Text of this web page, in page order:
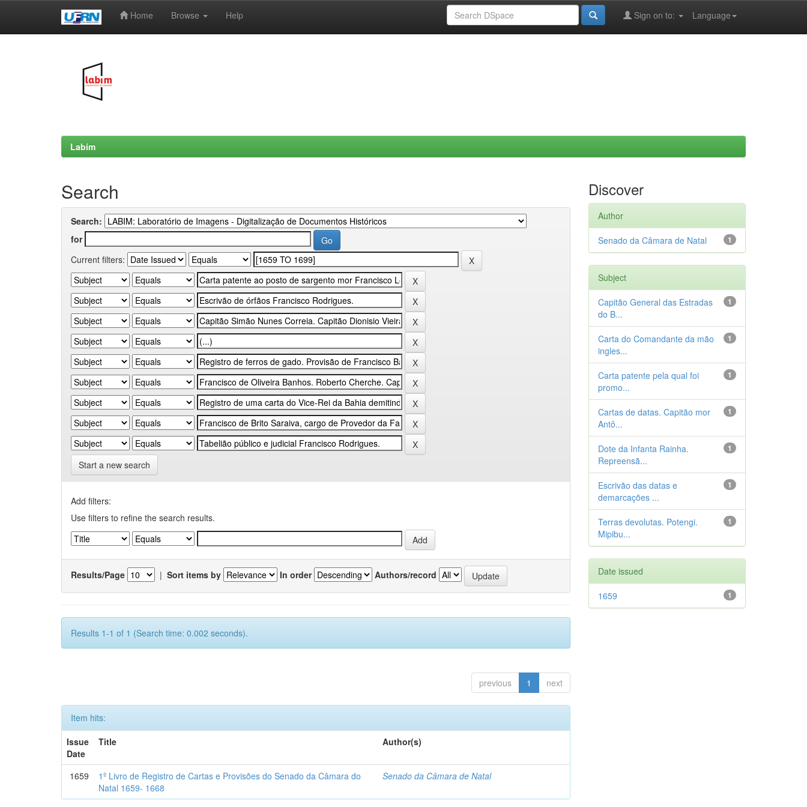
Home Browse Help Language
Sign on to:
Labim
Search
Search:
for
Current filters:
Start a new search
Add filters:
Use filters to refine the search results.
Results/Page | Sort items by In order Authors/record
Results 1-1 of 1 (Search time: 0.002 seconds).
previous 1 next
Item hits:
Issue
Date
Title Author(s)
1659
1º Livro de Registro de Cartas e Provisões do Senado da Câmara do
Natal 1659- 1668
Senado da Câmara de Natal
Discover
Author
1
Senado da Câmara de Natal
Subject
1
Capitão General das Estradas
do B...
1
Carta do Comandante da mão
ingles...
1
Carta patente pela qual foi
promo...
1
Cartas de datas. Capitão mor
Antô...
1
Dote da Infanta Rainha.
Repreensã...
1
Escrivão das datas e
demarcações ...
1
Terras devolutas. Potengi.
Mipibu...
Date issued
1
1659